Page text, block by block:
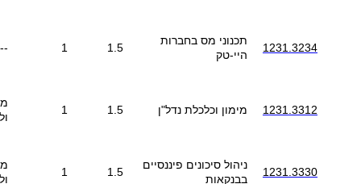
1231.3234
תכנוני מס בחברות
היי-טק
1.5
1
--
1231.3312 מימון וכלכלת נדל"ן 1.5
1
1231.3330
ניהול סיכונים פיננסיים
בבנקאות
1.5
1